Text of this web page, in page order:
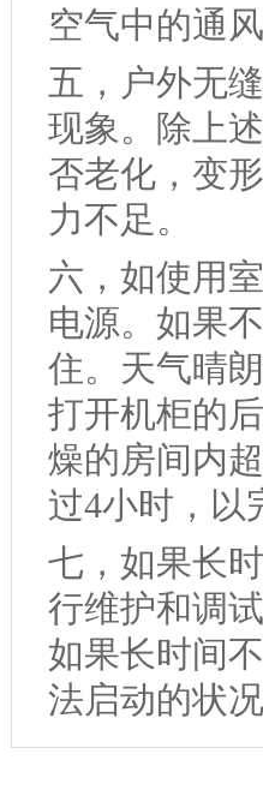
空气中的通
五，户外无
现象。除上
否老化，变
力不足。
六，如使用
电源。如果
住。天气晴
打开机柜的
燥的房间内
过4小时，以
七，如果长
行维护和调
如果长时间
法启动的状